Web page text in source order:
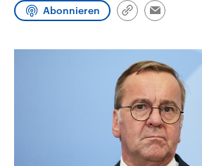
Wahl.
Audio-Archiv
Abonnieren
Link
Email